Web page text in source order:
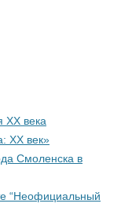
века
XX век»
Смоленска в
“Неофициальный